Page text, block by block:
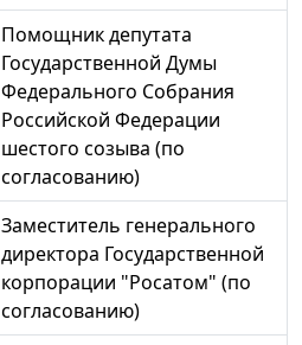
Помощник депутата
Государственной Думы
Федерального Собрания
Российской Федерации
шестого созыва (по
согласованию)
Заместитель генерального
директора Государственной
корпорации "Росатом" (по
согласованию)